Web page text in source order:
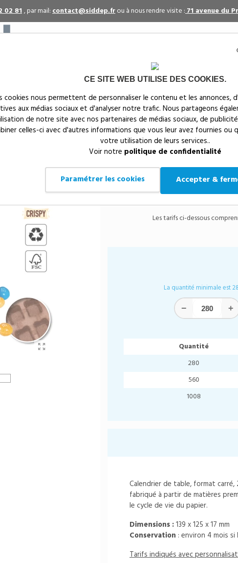
CE SITE WEB UTILISE DES COOKIES.
cookies nous permettent de personnaliser le contenu et les annonces,
aux médias sociaux et d'analyser notre trafic. Nous partageons
de notre site avec nos partenaires de médias sociaux, de
celles-ci avec d'autres informations que vous leur avez fournies ou
votre utilisation de leurs services..
Voir notre politique de confidentialité
Paramétrer les cookies Accepter &
02 81, par mail:contact@siddep.frou à nous rendre visite :71 avenue du
publicitaires Par événement Textiles publicitaires
Promotions
Siddep > Objets publicitaires > Publicité
Calendrier de
Gourmand
Les tarifs ci-dessous
La quantité minimale est
− +
Quantité
280
560
1008
Calendrier de table, format
fabriqué à partir de matières
le cycle de vie du papier.
Dimensions :139 x 125 x 17 mm
Conservation : environ 4 mois
Tarifs indiqués avec